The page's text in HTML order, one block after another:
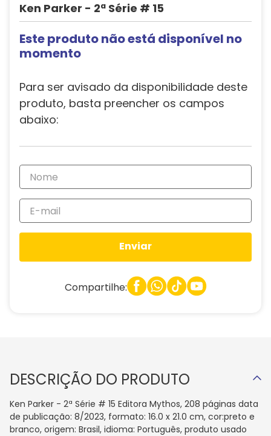
Ken Parker - 2ª Série # 15
Este produto não está disponível no
momento
Para ser avisado da disponibilidade deste
produto, basta preencher os campos
abaixo:
Enviar
Compartilhe:
DESCRIÇÃO DO PRODUTO
Ken Parker - 2ª Série # 15 Editora Mythos, 208 páginas data
de publicação: 8/2023, formato: 16.0 x 21.0 cm, cor:preto e
branco, origem: Brasil, idioma: Português, produto usado